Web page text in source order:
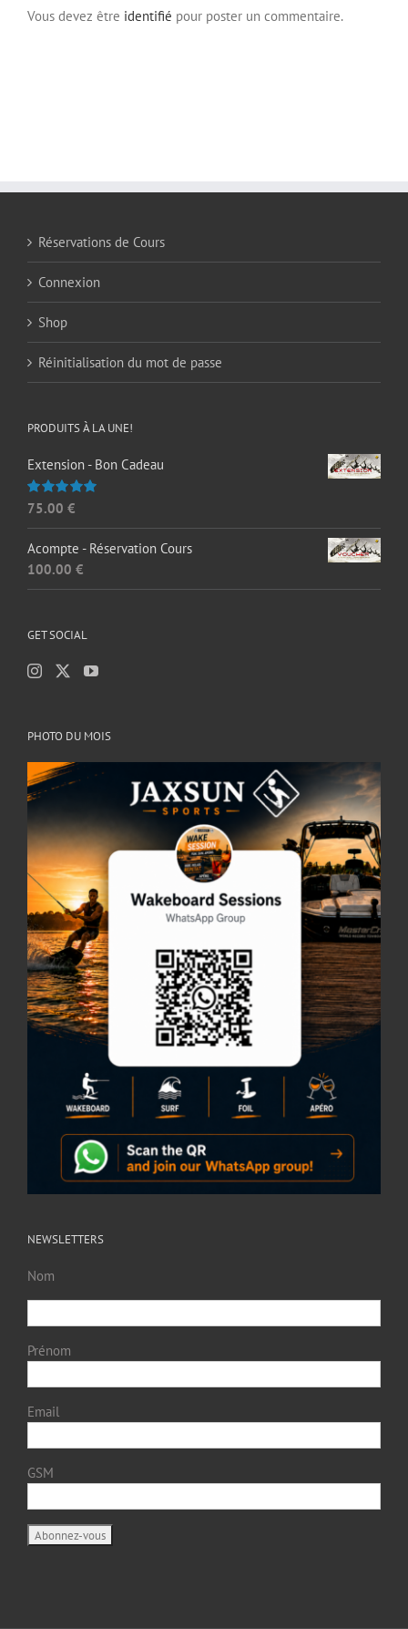
Vous devez être identifié pour poster un commentaire.
Réservations de Cours
Connexion
Shop
Réinitialisation du mot de passe
PRODUITS À LA UNE!
Extension - Bon Cadeau
Note5.00
75.00 €
Acompte - Réservation Cours
100.00 €
GET SOCIAL
PHOTO DU MOIS
NEWSLETTERS
Nom
Prénom
Email
GSM